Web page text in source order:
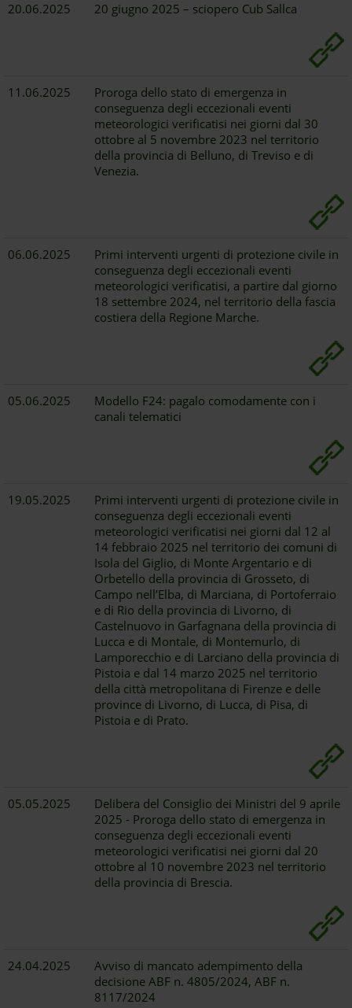
20.06.2025 20 giugno 2025 – sciopero Cub Sallca
11.06.2025
Proroga dello stato di emergenza in
conseguenza degli eccezionali eventi
meteorologici verificatisi nei giorni dal 30
ottobre al 5 novembre 2023 nel territorio
della provincia di Belluno, di Treviso e di
Venezia.
06.06.2025
Primi interventi urgenti di protezione civile in
conseguenza degli eccezionali eventi
meteorologici verificatisi, a partire dal giorno
18 settembre 2024, nel territorio della fascia
costiera della Regione Marche.
05.06.2025
Modello F24: pagalo comodamente con i
canali telematici
19.05.2025
Primi interventi urgenti di protezione civile in
conseguenza degli eccezionali eventi
meteorologici verificatisi nei giorni dal 12 al
14 febbraio 2025 nel territorio dei comuni di
Isola del Giglio, di Monte Argentario e di
Orbetello della provincia di Grosseto, di
Campo nell’Elba, di Marciana, di Portoferraio
e di Rio della provincia di Livorno, di
Castelnuovo in Garfagnana della provincia di
Lucca e di Montale, di Montemurlo, di
Lamporecchio e di Larciano della provincia di
Pistoia e dal 14 marzo 2025 nel territorio
della città metropolitana di Firenze e delle
province di Livorno, di Lucca, di Pisa, di
Pistoia e di Prato.
05.05.2025
Delibera del Consiglio dei Ministri del 9 aprile
2025 - Proroga dello stato di emergenza in
conseguenza degli eccezionali eventi
meteorologici verificatisi nei giorni dal 20
ottobre al 10 novembre 2023 nel territorio
della provincia di Brescia.
24.04.2025
Avviso di mancato adempimento della
decisione ABF n. 4805/2024, ABF n.
8117/2024